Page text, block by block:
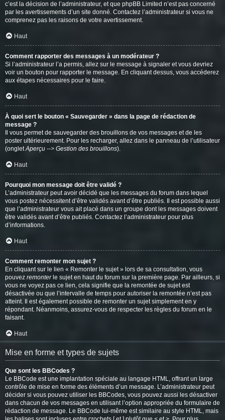
c’est la décision de l’administrateur, et que phpBB Limited n’est pas concerné
par les avertissements d’un site donné. Contactez l’administrateur si vous ne
comprenez pas les raisons de votre avertissement.
Haut
Comment rapporter des messages à un modérateur ?
Si l’administrateur l’a permis, allez sur le message à signaler et vous devriez
voir un bouton pour rapporter le message. En cliquant dessus, vous accéderez
aux étapes nécessaires pour le faire.
Haut
À quoi sert le bouton « Sauvegarder » dans la page de rédaction de
message ?
Il vous permet de sauvegarder des brouillons de vos messages et de les
poster ultérieurement. Pour les recharger, allez dans le panneau de l’utilisateur
(ongletAperçu --> Gestion des brouillons).
Haut
Pourquoi mon message doit être validé ?
L’administrateur peut avoir décidé que les messages du forum dans lequel
vous postez nécessitent d’être validés avant d’être publiés. Il est possible aussi
que l’administrateur vous ait placé dans un groupe dont les messages doivent
être validés avant d’être publiés. Contactez l’administrateur pour plus
d’informations.
Haut
Comment remonter mon sujet ?
En cliquant sur le lien « Remonter le sujet » lors de sa consultation, vous
pouvez remonterle sujet en haut du forum sur la première page. Par ailleurs, si
vous ne voyez pas ce lien, cela signifie que la remontée de sujet est
désactivée ou que l’intervalle de temps pour autoriser la remontée n’est pas
atteint. Il est également possible de remonter un sujet simplement en y
répondant. Néanmoins, assurez-vous de respecter les règles du forum en le
faisant.
Haut
Mise en forme et types de sujets
Que sont les BBCodes ?
Le BBCode est une implantation spéciale au langage HTML, offrant un large
contrôle de mise en forme des éléments d’un message. L’administrateur peut
décider si vous pouvez utiliser les BBCodes, vous pouvez aussi les désactiver
dans chacun de vos messages en utilisant l’option appropriée du formulaire de
rédaction de message. Le BBCode lui-même est similaire au style HTML, mais